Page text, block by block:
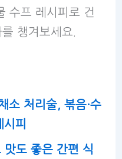
수프 레시피로 건
챙겨보세요.
소 처리술, 볶음·수
피
맛도 좋은 간편 식